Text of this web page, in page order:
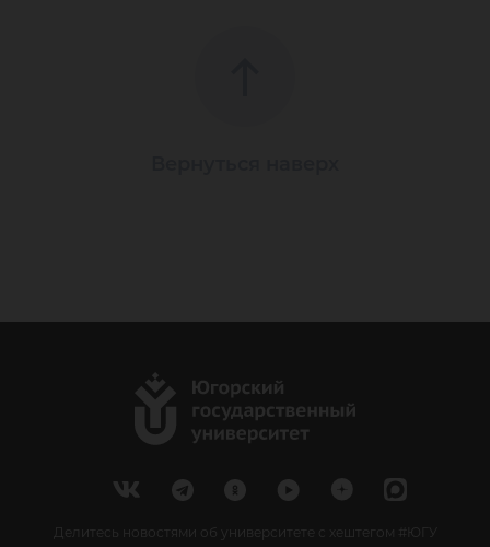
Делитесь новостями об университете с хештегом #ЮГУ